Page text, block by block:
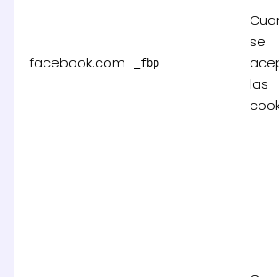
facebook.com _fbp
se
las